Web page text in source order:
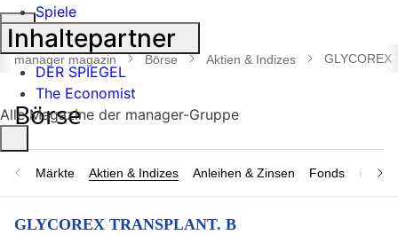
Suche
öffnen
manager magazin Börse Aktien & Indizes GLYCOREX
Märkte Aktien & Indizes Anleihen & Zinsen Fonds
GLYCOREX TRANSPLANT. B
Spiele
Inhaltepartner
DER SPIEGEL
The Economist
Alle Magazine der manager-Gruppe